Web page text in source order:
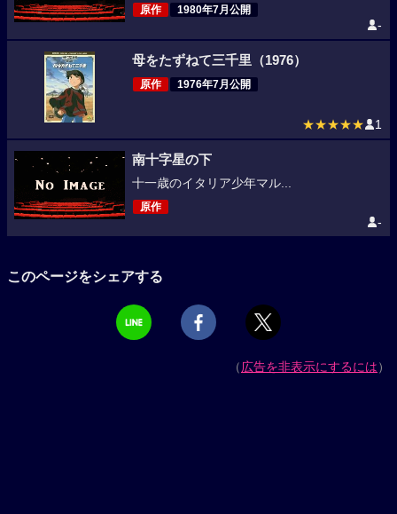
原作 1980年7月公開
-
母をたずねて三千里（1976）
原作 1976年7月公開
★★★★★ 1
南十字星の下
十一歳のイタリア少年マル...
原作
-
このページをシェアする
（広告を非表示にするには）